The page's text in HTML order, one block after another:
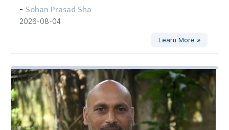
- Sohan Prasad Sha
2026-08-04
Learn More »